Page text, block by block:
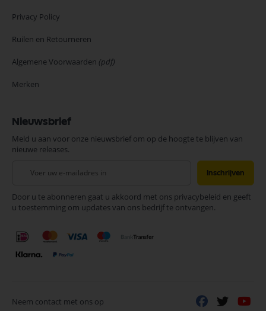
Privacy Policy
Ruilen en Retourneren
Algemene Voorwaarden (pdf)
Merken
Nieuwsbrief
Meld u aan voor onze nieuwsbrief om op de hoogte te blijven van
nieuwe releases.
onze
nieuwsbrief
Inschrijven
Door u te abonneren gaat u akkoord met ons privacybeleid en geeft
u toestemming om updates van ons bedrijf te ontvangen.
Neem contact met ons op